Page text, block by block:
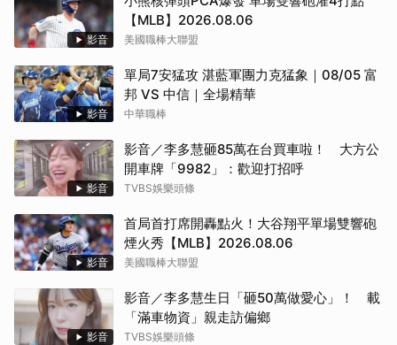
影音
【MLB】2026.08.06
美國職棒大聯盟
影音
單局7安猛攻 湛藍軍團力克猛象｜08/05 富
邦 VS 中信｜全場精華
中華職棒
影音
影音／李多慧砸85萬在台買車啦！ 大方公
開車牌「9982」：歡迎打招呼
TVBS娛樂頭條
影音
首局首打席開轟點火！大谷翔平單場雙響砲
煙火秀【MLB】2026.08.06
美國職棒大聯盟
影音
影音／李多慧生日「砸50萬做愛心」！ 載
「滿車物資」親走訪偏鄉
TVBS娛樂頭條